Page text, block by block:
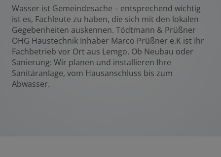
Wasser ist Gemeindesache – entsprechend wichtig
ist es, Fachleute zu haben, die sich mit den lokalen
Gegebenheiten auskennen. Tödtmann & Prüßner
OHG Haustechnik Inhaber Marco Prüßner e.K ist Ihr
Fachbetrieb vor Ort aus Lemgo. Ob Neubau oder
Sanierung: Wir planen und installieren Ihre
Sanitäranlage, vom Hausanschluss bis zum
Abwasser.